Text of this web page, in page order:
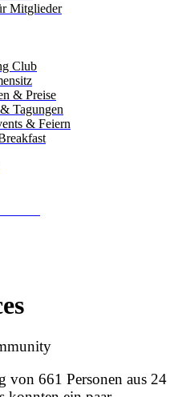
Mitglieder
Club
& Preise
Tagungen
& Feiern
von 661 Personen aus 24